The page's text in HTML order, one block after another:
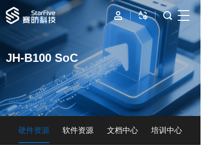
首页
IP
边缘计算
数据中心
资源与支持
JH-B100 SoC
硬件资源 软件资源 文档中心 培训中心